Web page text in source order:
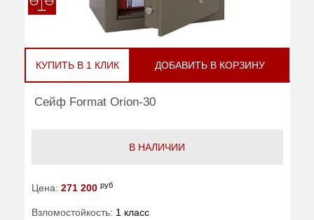
КУПИТЬ В 1 КЛИК ДОБАВИТЬ В КОРЗИНУ
Сейф Format Orion-30
В НАЛИЧИИ
Цена: 271 200 руб
Взломостойкость: 1 класс